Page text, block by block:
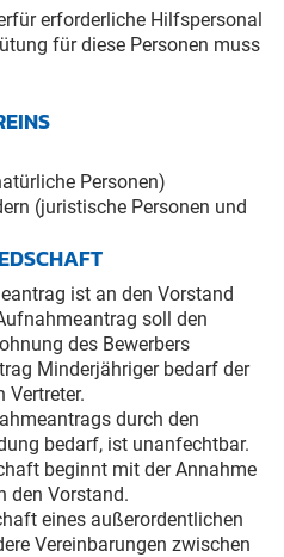
erforderliche Hilfspersonal
für diese Personen muss
Personen)
(juristische Personen und
ist an den Vorstand
soll den
des Bewerbers
Minderjähriger bedarf der
Vertreter.
durch den
bedarf, ist unanfechtbar.
beginnt mit der Annahme
den Vorstand.
eines außerordentlichen
Vereinbarungen zwischen